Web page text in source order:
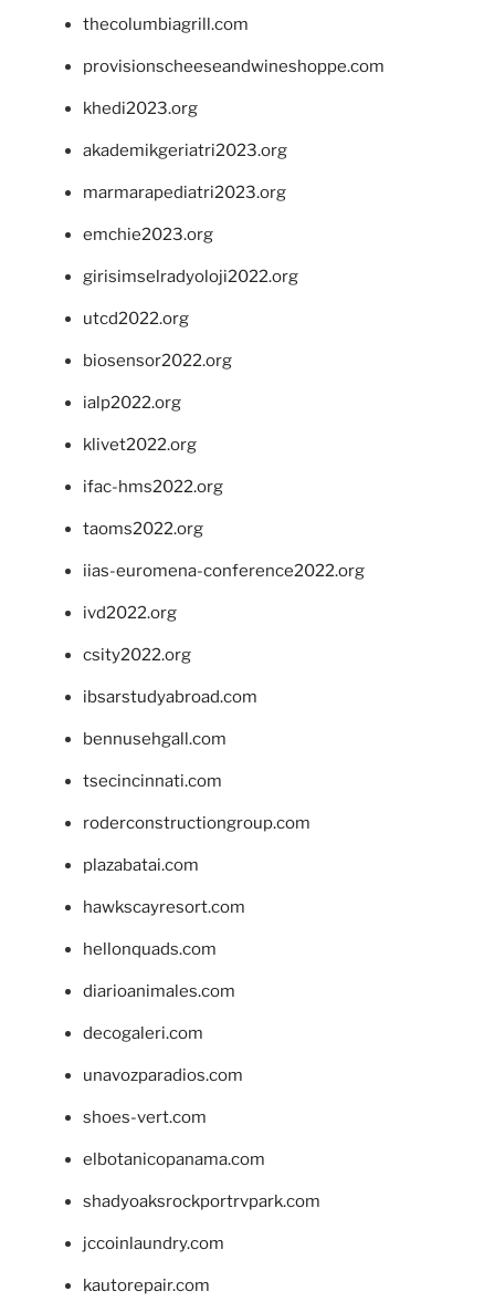
thecolumbiagrill.com
provisionscheeseandwineshoppe.com
khedi2023.org
akademikgeriatri2023.org
marmarapediatri2023.org
emchie2023.org
girisimselradyoloji2022.org
utcd2022.org
biosensor2022.org
ialp2022.org
klivet2022.org
ifac-hms2022.org
taoms2022.org
iias-euromena-conference2022.org
ivd2022.org
csity2022.org
ibsarstudyabroad.com
bennusehgall.com
tsecincinnati.com
roderconstructiongroup.com
plazabatai.com
hawkscayresort.com
hellonquads.com
diarioanimales.com
decogaleri.com
unavozparadios.com
shoes-vert.com
elbotanicopanama.com
shadyoaksrockportrvpark.com
jccoinlaundry.com
kautorepair.com